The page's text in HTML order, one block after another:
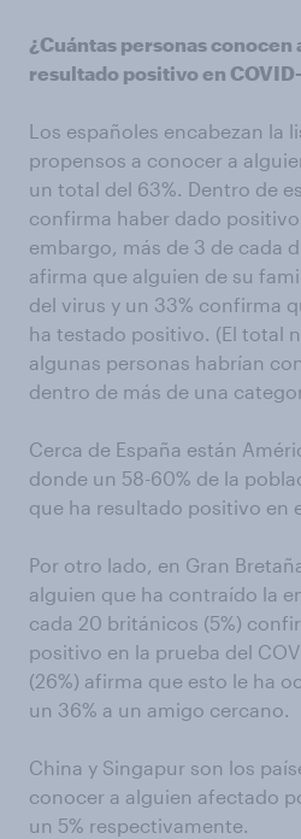
¿Cuántas personas conocen
resultado positivo en
Los españoles encabezan la
propensos a conocer a
un total del 63%. Dentro de
confirma haber dado positivo
embargo, más de 3 de cada
afirma que alguien de su
del virus y un 33% confirma
ha testado positivo. (El total
algunas personas habrían
dentro de más de una
Cerca de España están
donde un 58-60% de la
que ha resultado positivo en
Por otro lado, en Gran
alguien que ha contraído la
cada 20 británicos (5%)
positivo en la prueba del
(26%) afirma que esto le ha
un 36% a un amigo cercano.
China y Singapur son los
conocer a alguien afectado
un 5% respectivamente.